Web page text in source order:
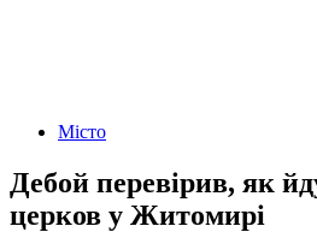
Місто
Дебой перевірив, як
церков у Житомирі